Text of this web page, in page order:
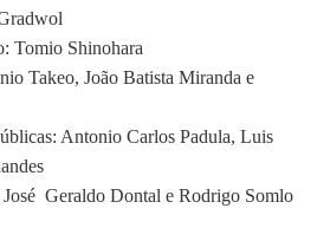
Tomio Shinohara
Takeo, João Batista Miranda e
Antonio Carlos Padula, Luis
Geraldo Dontal e Rodrigo Somlo